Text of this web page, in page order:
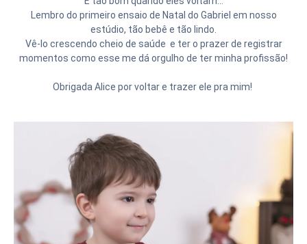
Lembro do primeiro ensaio de Natal do Gabriel em nosso
estúdio, tão bebê e tão lindo.
Vê-lo crescendo cheio de saúde e ter o prazer de registrar
momentos como esse me dá orgulho de ter minha profissão!
Obrigada Alice por voltar e trazer ele pra mim!